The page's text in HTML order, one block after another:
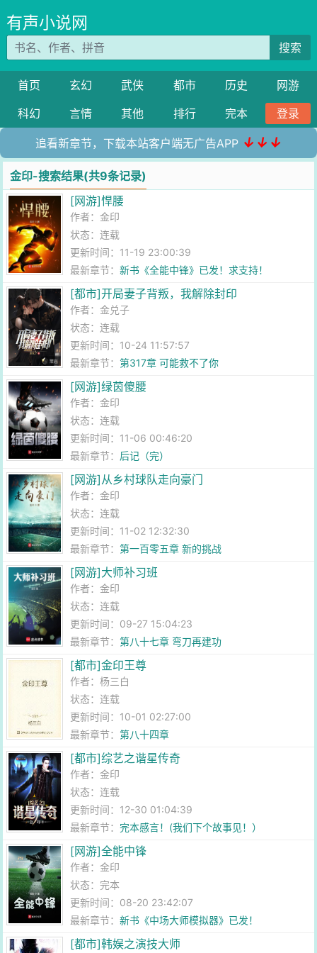
有声小说网
搜索
首页 玄幻 武侠 都市 历史
网游
科幻
言情 其他 排行 完本 登录
追看新章节，下载本站客户端无广告APP ↓↓↓
金印-搜索结果(共9条记录)
[网游]悍腰
作者：金印
状态：连载
更新时间：11-19 23:00:39
最新章节：新书《全能中锋》已发！求支持！
[都市]开局妻子背叛，我解除封印
作者：金兑子
状态：连载
更新时间：10-24 11:57:57
最新章节：第317章 可能救不了你
[网游]绿茵傻腰
作者：金印
状态：连载
更新时间：11-06 00:46:20
最新章节： 后记（完）
[网游]从乡村球队走向豪门
作者：金印
状态：连载
更新时间：11-02 12:32:30
最新章节：第一百零五章 新的挑战
[网游]大师补习班
作者：金印
状态：连载
更新时间：09-27 15:04:23
最新章节：第八十七章 弯刀再建功
[都市]金印王尊
作者：杨三白
状态：连载
更新时间：10-01 02:27:00
最新章节：第八十四章
[都市]综艺之谐星传奇
作者：金印
状态：连载
更新时间：12-30 01:04:39
最新章节：完本感言！(我们下个故事见！）
[网游]全能中锋
作者：金印
状态：完本
更新时间：08-20 23:42:07
最新章节：新书《中场大师模拟器》已发！
[都市]韩娱之演技大师